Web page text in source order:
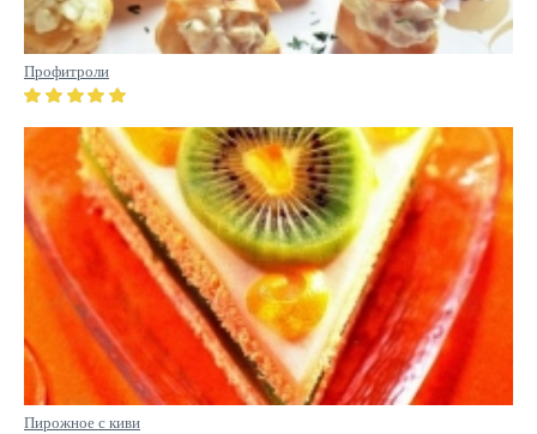
Профитроли
Пирожное с киви